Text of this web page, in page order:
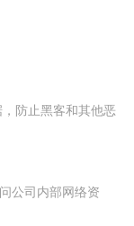
防止黑客和其他恶
公司内部网络资